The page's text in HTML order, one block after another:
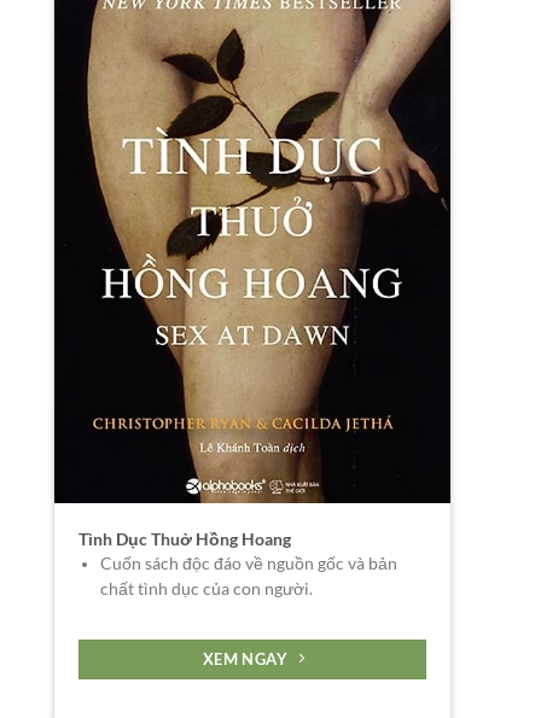
Tình Dục Thuở Hồng Hoang
Cuốn sách độc đáo về nguồn gốc và bản
chất tình dục của con người.
XEM NGAY